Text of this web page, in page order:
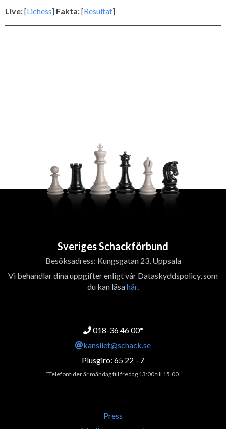
Live:[Lichess] Fakta:[Resultat]
Sveriges Schackförbund
Besöksadress: Kungsgatan 23, Uppsala
Vi behandlar dina uppgifter enligt vår Dataskyddspolicy, som
du kan läsahär.
018-36 46 00*
kansliet@schack.se
Plusgiro: 65 22 - 7
*Telefontider är måndag till fredag 13:00 till 15.00.
Press